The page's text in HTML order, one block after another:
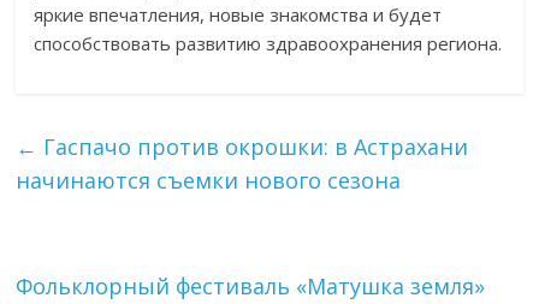
яркие впечатления, новые знакомства и будет
способствовать развитию здравоохранения региона.
← Гаспачо против окрошки: в Астрахани
начинаются съемки нового сезона
Фольклорный фестиваль «Матушка земля»